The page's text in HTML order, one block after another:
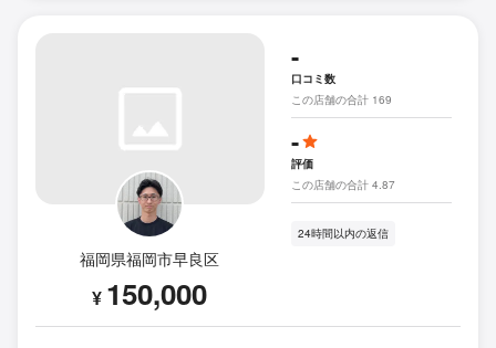
福岡県福岡市早良区
¥ 150,000
-
口コミ数
この店舗の合計 169
-
評価
この店舗の合計 4.87
24時間以内の返信